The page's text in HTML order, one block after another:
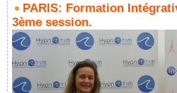
PARIS: Formation
3ème session.